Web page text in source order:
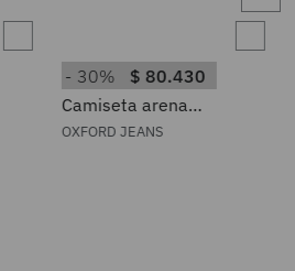
30% $ 80.430
Camiseta arena
estampado frontal para
OXFORD JEANS